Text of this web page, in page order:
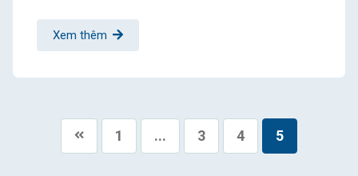
Xem thêm
1 ... 3 4 5